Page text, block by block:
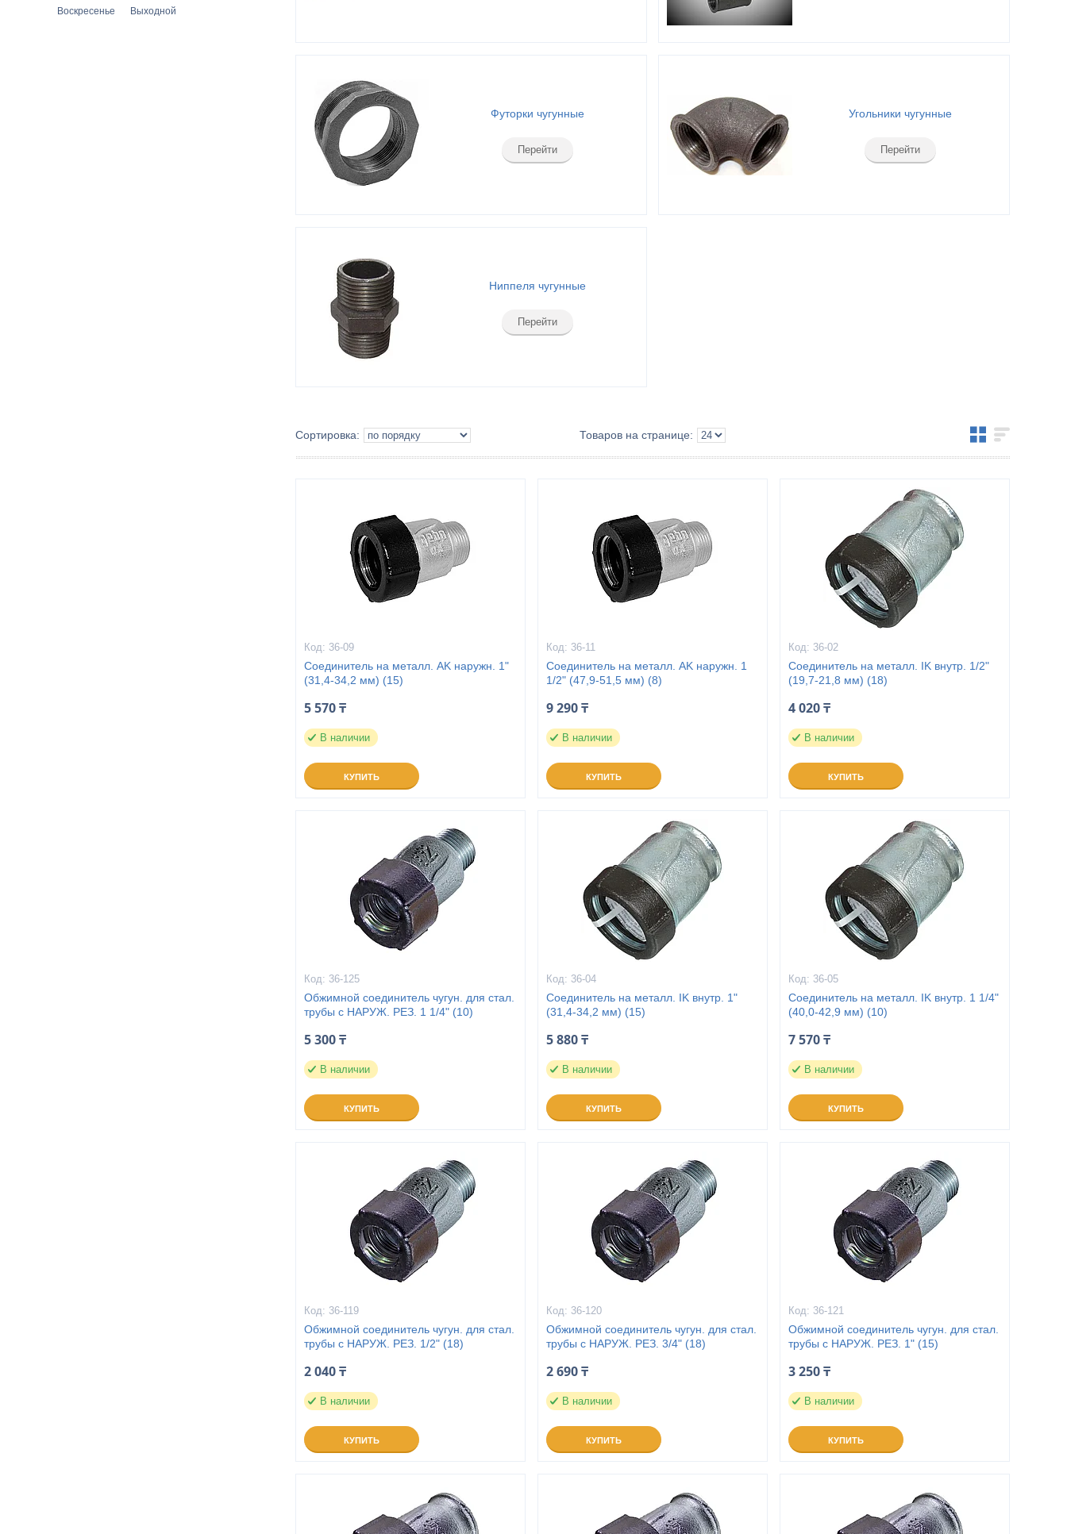
Воскресенье
Выходной
Футорки чугунные
Перейти
Угольники чугунные
Перейти
Ниппеля чугунные
Перейти
36-09
Соединитель на металл. AK наружн. 1"
(31,4-34,2 мм) (15)
5 570 ₸
В наличии
КУПИТЬ
36-11
Соединитель на металл. AK наружн. 1
1/2" (47,9-51,5 мм) (8)
9 290 ₸
В наличии
КУПИТЬ
36-02
Соединитель на металл. IK внутр. 1/2"
(19,7-21,8 мм) (18)
4 020 ₸
В наличии
КУПИТЬ
36-125
Обжимной соединитель чугун. для стал.
трубы с НАРУЖ. РЕЗ. 1 1/4" (10)
5 300 ₸
В наличии
КУПИТЬ
36-04
Соединитель на металл. IK внутр. 1"
(31,4-34,2 мм) (15)
5 880 ₸
В наличии
КУПИТЬ
36-05
Соединитель на металл. IK внутр. 1 1/4"
(40,0-42,9 мм) (10)
7 570 ₸
В наличии
КУПИТЬ
36-119
Обжимной соединитель чугун. для стал.
трубы с НАРУЖ. РЕЗ. 1/2" (18)
2 040 ₸
В наличии
КУПИТЬ
36-120
Обжимной соединитель чугун. для стал.
трубы с НАРУЖ. РЕЗ. 3/4" (18)
2 690 ₸
В наличии
КУПИТЬ
36-121
Обжимной соединитель чугун. для стал.
трубы с НАРУЖ. РЕЗ. 1" (15)
3 250 ₸
В наличии
КУПИТЬ